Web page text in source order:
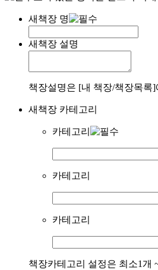
새책장 명
새책장 설명
책장설명은 [내 책장/책장목록
새책장 카테고리
카테고리
카테고리
카테고리
책장카테고리 설정은 최소1개